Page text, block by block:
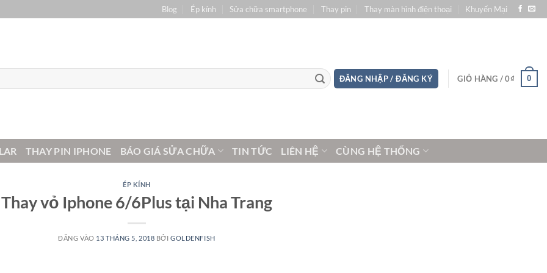
Blog Ép kính Sửa chữa smartphone Thay pin Thay màn hình điện thoại Khuyến Mại
ĐĂNG NHẬP / ĐĂNG KÝ GIỎ HÀNG /0₫ 0
THAY PIN IPHONE BÁO GIÁ SỬA CHỮA TIN TỨC LIÊN HỆ CÙNG HỆ THỐNG
ÉP KÍNH
Thay vỏ Iphone 6/6Plus tại Nha Trang
ĐĂNG VÀO 13 THÁNG 5, 2018 BỞIGOLDENFISH